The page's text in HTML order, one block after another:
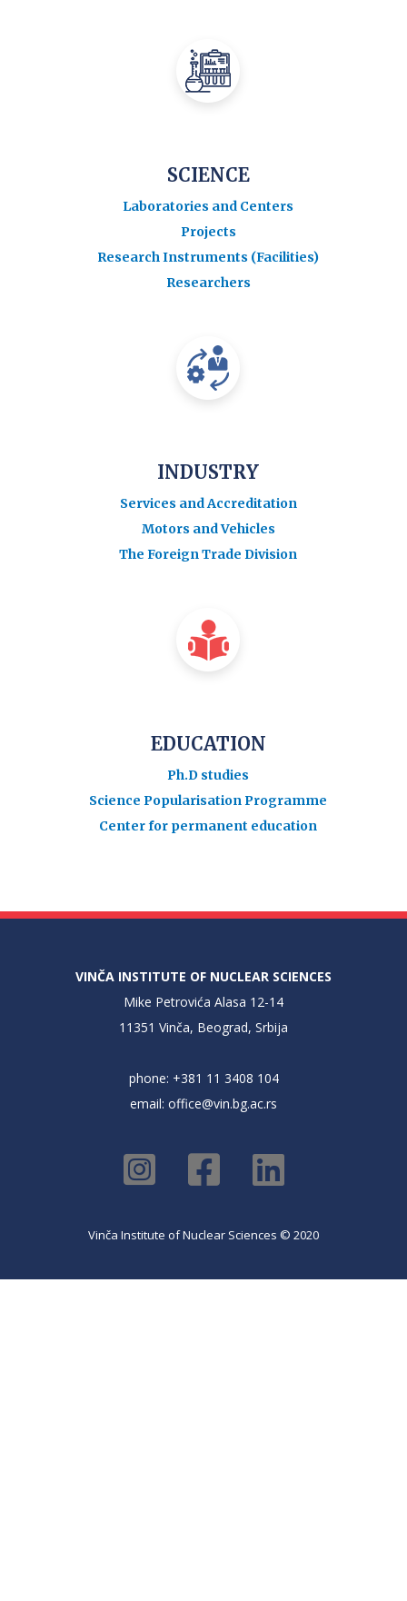
SCIENCE
Laboratories and Centers
Projects
Research Instruments (Facilities)
Researchers
INDUSTRY
Services and Accreditation
Motors and Vehicles
The Foreign Trade Division
EDUCATION
Ph.D studies
Science Popularisation Programme
Center for permanent education
VINČA INSTITUTE OF NUCLEAR SCIENCES
Mike Petrovića Alasa 12-14
11351 Vinča, Beograd, Srbija
phone: +381 11 3408 104
email: office@vin.bg.ac.rs
Vinča Institute of Nuclear Sciences © 2020